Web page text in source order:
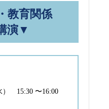
教育関係
演▼
） 15:30 〜16:00